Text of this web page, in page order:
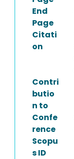
End
Page
Citati
on
Contri
butio
n to
Confe
rence
Scopu
s ID